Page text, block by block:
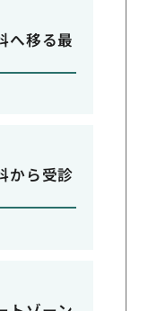
へ移る最
から受診